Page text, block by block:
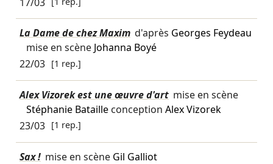
La Dame de chez Maxim d'après Georges Feydeau
mise en scène Johanna Boyé
22/03 [1 rep.]
Alex Vizorek est une œuvre d'art mise en scène
Stéphanie Batailleconception Alex Vizorek
23/03 [1 rep.]
Sax ! mise en scène Gil Galliot